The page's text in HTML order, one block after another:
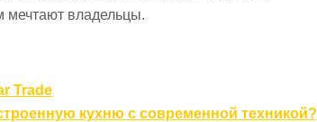
мечтают владельцы.
Trade
кухню с современной техникой?